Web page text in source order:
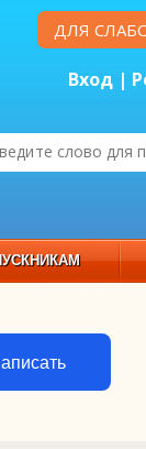
ДЛЯ
Вход |